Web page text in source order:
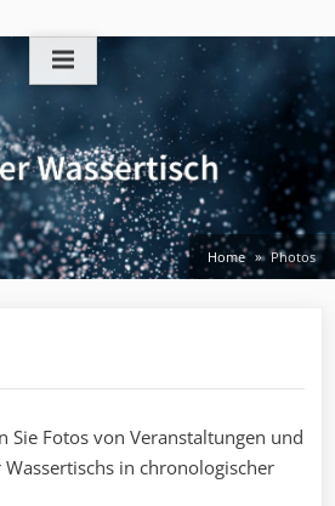
Home Photos
Sie Fotos von Veranstaltungen und
in chronologischer